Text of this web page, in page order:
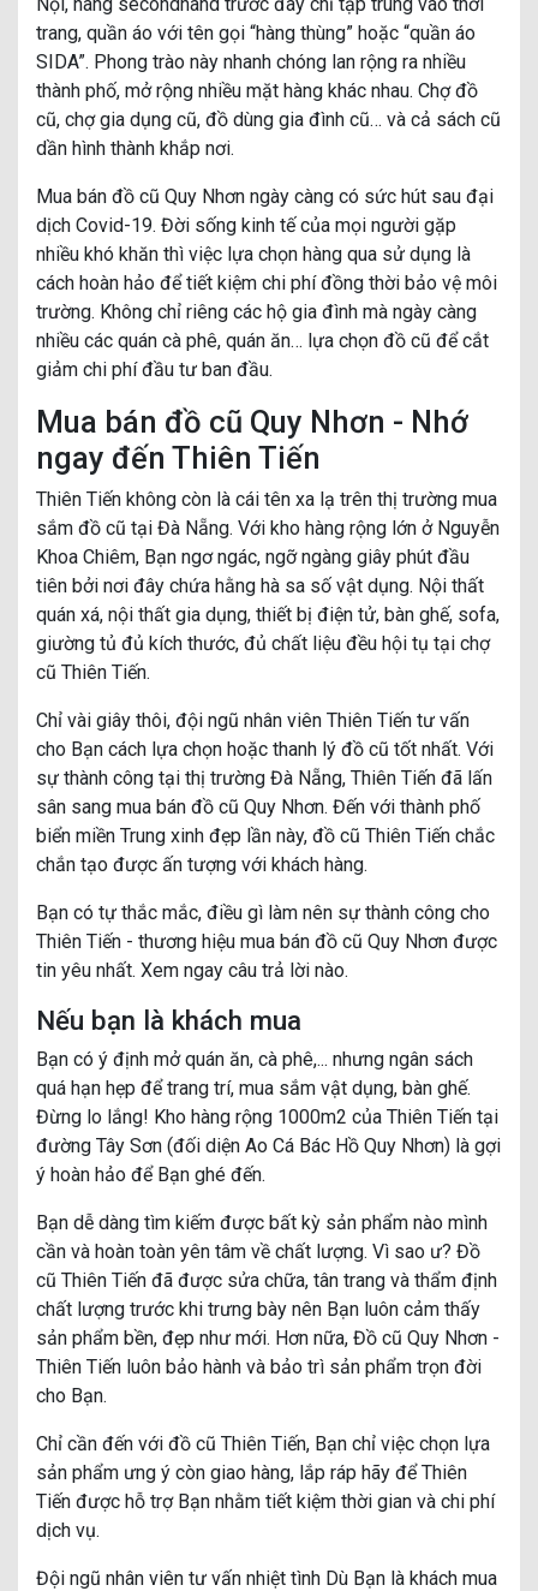
trang, quần áo với tên gọi “hàng thùng” hoặc “quần áo
SIDA”. Phong trào này nhanh chóng lan rộng ra nhiều
thành phố, mở rộng nhiều mặt hàng khác nhau. Chợ đồ
cũ, chợ gia dụng cũ, đồ dùng gia đình cũ… và cả sách cũ
dần hình thành khắp nơi.
Mua bán đồ cũ Quy Nhơn ngày càng có sức hút sau đại
dịch Covid-19. Đời sống kinh tế của mọi người gặp
nhiều khó khăn thì việc lựa chọn hàng qua sử dụng là
cách hoàn hảo để tiết kiệm chi phí đồng thời bảo vệ môi
trường. Không chỉ riêng các hộ gia đình mà ngày càng
nhiều các quán cà phê, quán ăn… lựa chọn đồ cũ để cắt
giảm chi phí đầu tư ban đầu.
Mua bán đồ cũ Quy Nhơn - Nhớ
ngay đến Thiên Tiến
Thiên Tiến không còn là cái tên xa lạ trên thị trường mua
sắm đồ cũ tại Đà Nẵng. Với kho hàng rộng lớn ở Nguyễn
Khoa Chiêm, Bạn ngơ ngác, ngỡ ngàng giây phút đầu
tiên bởi nơi đây chứa hằng hà sa số vật dụng. Nội thất
quán xá, nội thất gia dụng, thiết bị điện tử, bàn ghế, sofa,
giường tủ đủ kích thước, đủ chất liệu đều hội tụ tại chợ
cũ Thiên Tiến.
Chỉ vài giây thôi, đội ngũ nhân viên Thiên Tiến tư vấn
cho Bạn cách lựa chọn hoặc thanh lý đồ cũ tốt nhất. Với
sự thành công tại thị trường Đà Nẵng, Thiên Tiến đã lấn
sân sang mua bán đồ cũ Quy Nhơn. Đến với thành phố
biển miền Trung xinh đẹp lần này, đồ cũ Thiên Tiến chắc
chắn tạo được ấn tượng với khách hàng.
Bạn có tự thắc mắc, điều gì làm nên sự thành công cho
Thiên Tiến - thương hiệu mua bán đồ cũ Quy Nhơn được
tin yêu nhất. Xem ngay câu trả lời nào.
Nếu bạn là khách mua
Bạn có ý định mở quán ăn, cà phê,... nhưng ngân sách
quá hạn hẹp để trang trí, mua sắm vật dụng, bàn ghế.
Đừng lo lắng! Kho hàng rộng 1000m2 của Thiên Tiến tại
đường Tây Sơn (đối diện Ao Cá Bác Hồ Quy Nhơn) là gợi
ý hoàn hảo để Bạn ghé đến.
Bạn dễ dàng tìm kiếm được bất kỳ sản phẩm nào mình
cần và hoàn toàn yên tâm về chất lượng. Vì sao ư? Đồ
cũ Thiên Tiến đã được sửa chữa, tân trang và thẩm định
chất lượng trước khi trưng bày nên Bạn luôn cảm thấy
sản phẩm bền, đẹp như mới. Hơn nữa, Đồ cũ Quy Nhơn -
Thiên Tiến luôn bảo hành và bảo trì sản phẩm trọn đời
cho Bạn.
Chỉ cần đến với đồ cũ Thiên Tiến, Bạn chỉ việc chọn lựa
sản phẩm ưng ý còn giao hàng, lắp ráp hãy để Thiên
Tiến được hỗ trợ Bạn nhằm tiết kiệm thời gian và chi phí
dịch vụ.
Đội ngũ nhân viên tư vấn nhiệt tình Dù Bạn là khách mua